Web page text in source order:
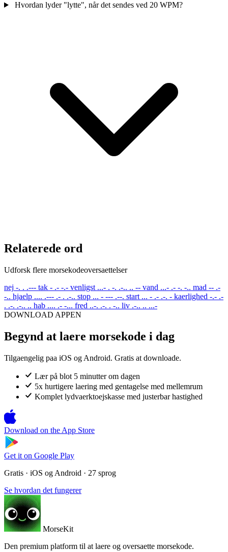
Hvordan lyder "lytte", når det sendes ved 20 WPM?
Relaterede ord
Udforsk flere morsekodeoversaettelser
nej -. . .--- tak - .- -.- venligst ...- . -. .-.. .. -- vand ...- .- -. -.. mad -- .-
-.. hjaelp .... .--- .- . .-.. stop ... - --- .--. start ... - .- .-. - kaerlighed -.- .-
. .-. .-.. .. hab .... .- -... fred ..-. .-. . -.. liv .-.. .. ...-
DOWNLOAD APPEN
Begynd at laere morsekode i dag
Tilgaengelig paa iOS og Android. Gratis at downloade.
Lær på blot 5 minutter om dagen
5x hurtigere laering med gentagelse med mellemrum
Komplet lydvaerktoejskasse med justerbar hastighed
Download on the App Store
Get it on Google Play
Gratis · iOS og Android · 27 sprog
Se hvordan det fungerer
MorseKit
Den premium platform til at laere og oversaette morsekode.